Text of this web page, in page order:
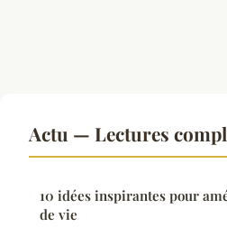
Actu — Lectures
10 idées inspirantes pour
de vie